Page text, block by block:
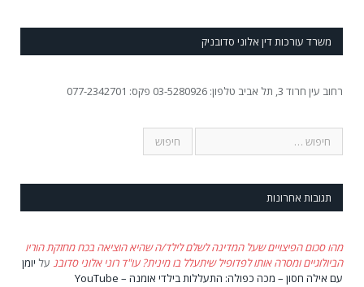
משרד עורכות דין אלוני סדובניק
רחוב עין חרוד 3, תל אביב טלפון: 03-5280926 פקס: 077-2342701
תגובות אחרונות
מהו סכום הפיצויים שעל המדינה לשלם לילד/ה שהיא הוציאה בכח מחזקת הוריו
הביולוגיים ומסרה אותו לפדופיל שיתעלל בו מינית? עו"ד רוני אלוני סדובנ על יומן
עם אילה חסון – מכה כפולה: התעללות בילדי אומנה – YouTube